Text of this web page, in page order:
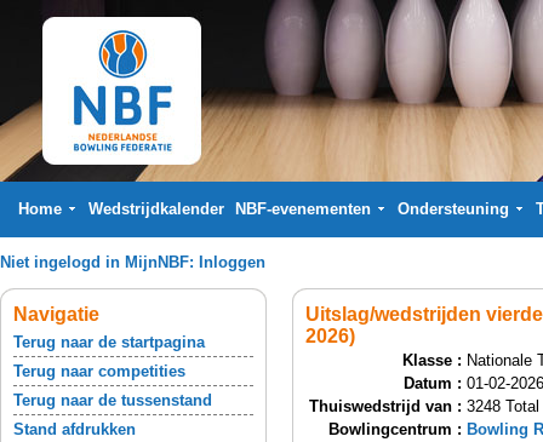
Home Wedstrijdkalender NBF-evenementen Ondersteuning
Niet ingelogd in MijnNBF: Inloggen
Navigatie
Terug naar de startpagina
Terug naar competities
Terug naar de tussenstand
Stand afdrukken
Uitslag/wedstrijden
2026)
Klasse : Nationale
Datum : 01-02-
Thuiswedstrijd van : 3248
Bowlingcentrum : Bowling